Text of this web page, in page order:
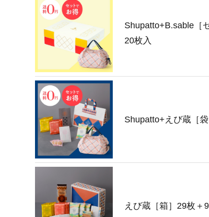
Shupatto+B.sable［
20枚入
Shupatto+えび蔵［
えび蔵［箱］29枚＋